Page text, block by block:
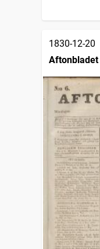
1830-12-20
Aftonbladet